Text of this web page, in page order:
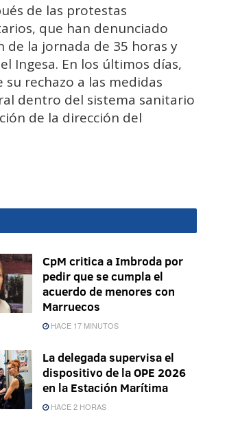
de las protestas
que han denunciado
de la jornada de 35 horas y
Ingesa. En los últimos días,
rechazo a las medidas
dentro del sistema sanitario
de la dirección del
CpM critica a Imbroda por
pedir que se cumpla el
acuerdo de menores con
Marruecos
HACE 17 MINUTOS
La delegada supervisa el
dispositivo de la OPE 2026
en la Estación Marítima
HACE 2 HORAS